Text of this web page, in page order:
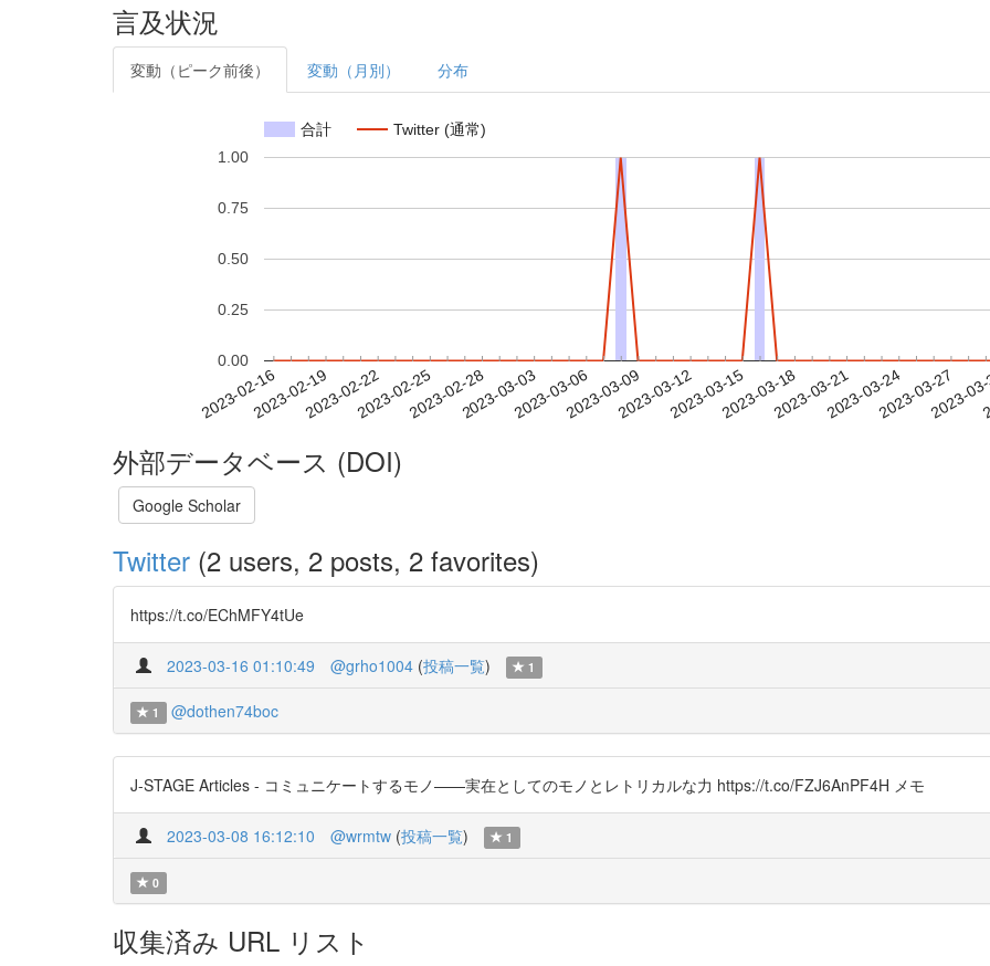
言及状況
変動（ピーク前後） 変動（月別） 分布
合計 Twitter (通常)
2023-02-162023-02-192023-02-222023-02-252023-02-282023-03-032023-03-062023-03-092023-03-122023-03-152023-03-182023-03-212023-03-242023-03-27
2023-
0.00
0.25
0.50
0.75
1.00
外部データベース (DOI)
Google Scholar
Twitter (2 users, 2 posts, 2 favorites)
https://t.co/EChMFY4tUe
2023-03-16 01:10:49 @grho1004 (投稿一覧) 1
1 @dothen74boc
J-STAGE Articles - コミュニケートするモノ——実在としてのモノとレトリカルな力 https://t.co/FZJ6AnPF4H メモ
2023-03-08 16:12:10 @wrmtw (投稿一覧) 1
0
収集済み URL リスト